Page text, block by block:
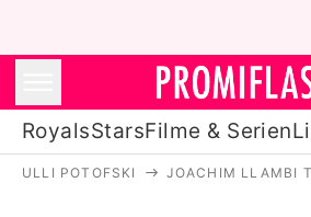
RoyalsStarsFilme & Serien
ULLI POTOFSKI JOACHIM LLAMBI